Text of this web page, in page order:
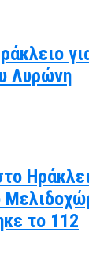
Λυρώνη
το 112